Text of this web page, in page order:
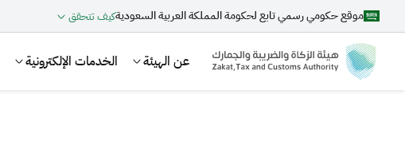
موقع حكومي رسمي تابع لحكومة المملكة العربية السعوديةكيف تتحقق
عن الهيئة الخدمات الإلكترونية